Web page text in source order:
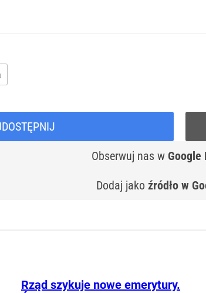
Obserwuj nas w Google
Dodaj jako źródło w
Rząd szykuje nowe emerytury.